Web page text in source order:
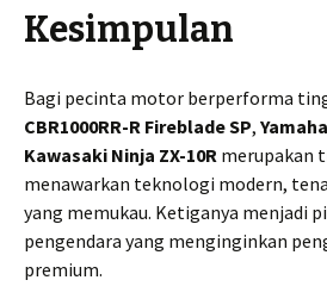
Kesimpulan
Bagi pecinta motor berperforma
CBR1000RR-R Fireblade SP,
Kawasaki Ninja ZX-10R merupakan
menawarkan teknologi modern,
yang memukau. Ketiganya menjadi
pengendara yang menginginkan
premium.